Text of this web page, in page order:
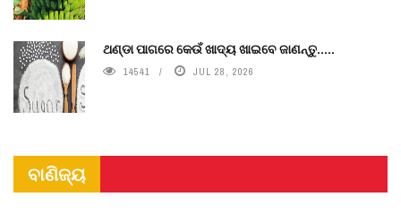
ଥଣ୍ଡା ପାଗରେ କେଉଁ ଖାଦ୍ୟ ଖାଇବେ ଜାଣନ୍ତୁ.....
14541 JUL 28, 2026
ବାଣିଜ୍ୟ